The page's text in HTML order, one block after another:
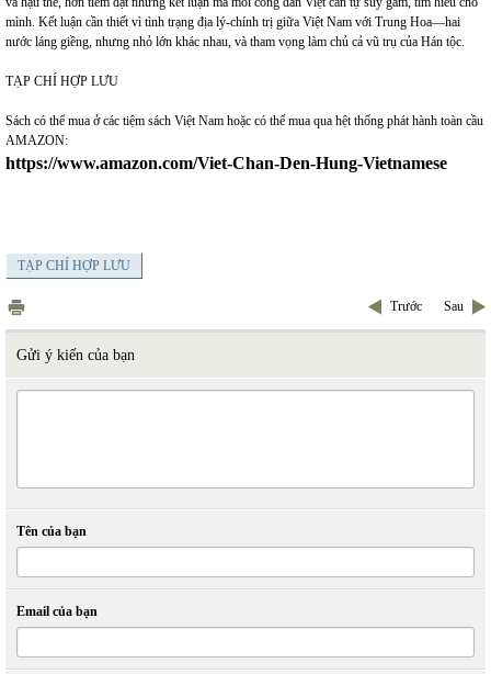
mình. Kết luận cần thiết vì tình trạng địa lý-chính trị giữa Việt Nam với Trung Hoa—hai
nước láng giềng, nhưng nhỏ lớn khác nhau, và tham vọng làm chủ cả vũ trụ của Hán tộc.
TẠP CHÍ HỢP LƯU
Sách có thể mua ở các tiệm sách Việt Nam hoặc có thể mua qua hệt thống phát hành toàn cầu
AMAZON:
https://www.amazon.com/Viet-Chan-Den-Hung-Vietnamese
TẠP CHÍ HỢP LƯU
Trước Sau
Gửi ý kiến của bạn
Tên của bạn
Email của bạn